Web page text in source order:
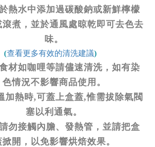
熱水中添加過碳酸鈉或新鮮檸檬
滾煮，並於通風處晾乾即可去色去
味。
(查看更多有效的清洗建議)
材如咖哩等請儘速清洗，如有染
色情況不影響商品使用。
加熱時,可蓋上盒蓋,惟需拔除氣閥
塞以利通氣。
勿接觸內膽、發熱管，並請把盒
掀開，以免影響烘焙效果。